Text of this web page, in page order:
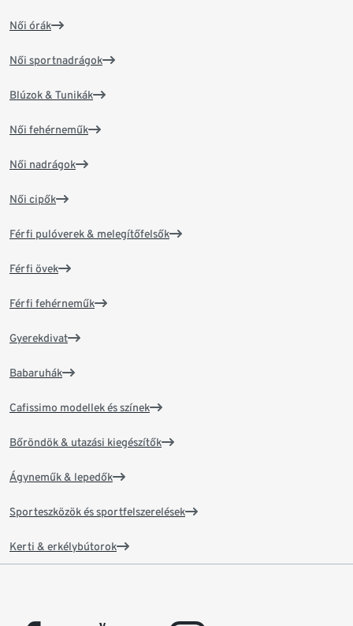
Női órák
Női sportnadrágok
Blúzok & Tunikák
Női fehérneműk
Női nadrágok
Női cipők
Férfi pulóverek & melegítőfelsők
Férfi övek
Férfi fehérneműk
Gyerekdivat
Babaruhák
Cafissimo modellek és színek
Bőröndök & utazási kiegészítők
Ágyneműk & lepedők
Sporteszközök és sportfelszerelések
Kerti & erkélybútorok